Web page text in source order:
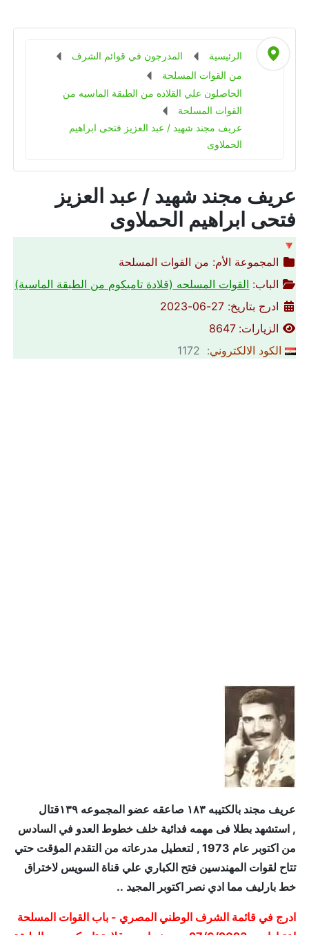
الرئيسية
المدرجون في قوائم الشرف
من القوات المسلحة
الحاصلون علي القلاده من الطبقة الماسيه من
القوات المسلحة
عريف مجند شهيد / عبد العزيز فتحى ابراهيم
الحملاوى
عريف مجند شهيد / عبد العزيز
فتحى ابراهيم الحملاوى
🔻
المجموعة الأم: من القوات المسلحة
الباب: القوات المسلحه (قلادة تاميكوم من الطبقة الماسية)
ادرج بتاريخ: 27-06-2023
الزيارات: 8647
الكود الالكتروني: 1172
عريف مجند بالكتيبه ١٨٣ صاعقه عضو المجموعه ١٣٩قتال
, استشهد بطلا فى مهمه فدائية خلف خطوط العدو في السادس
من اكتوبر عام 1973 , لتعطيل مدرعاته من التقدم المؤقت حتي
تتاح لقوات المهندسين فتح الكباري علي قناة السويس لاختراق
خط بارليف مما ادي نصر اكتوبر المجيد ..
ادرج في قائمة الشرف الوطني المصري - باب القوات المسلحة